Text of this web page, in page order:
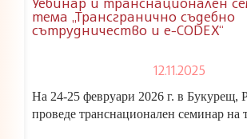
тема „Трансгранично съдебно
сътрудничество и e-CODEX“
12.11.2025
На 24-25 февруари 2026 г. в Букурещ,
проведе транснационален семинар на